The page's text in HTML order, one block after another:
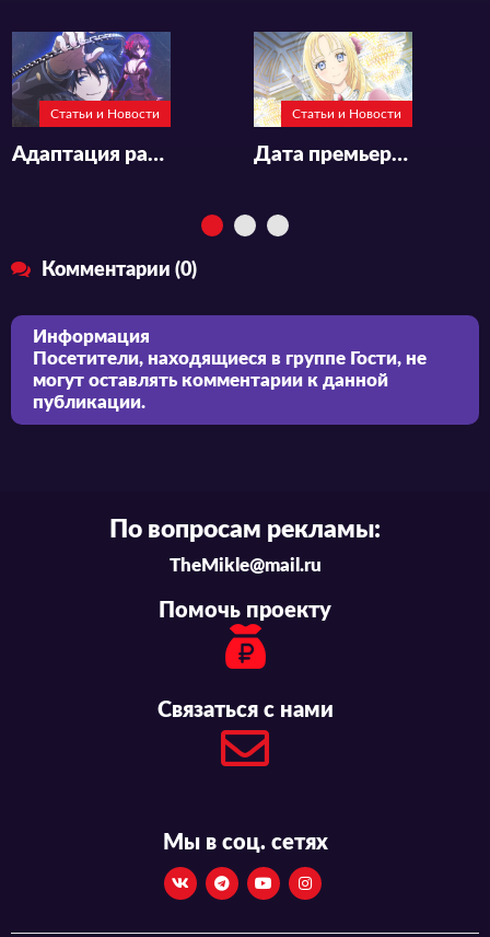
Статьи и Новости
Адаптация ранобэ «Nageki no Bourei wa Intai shitai: Saijaku Hunter ni Yoru Saikyou Party Ikuseijutsu»
Статьи и Новости
Дата премьеры и трейлер аниме «Gekai Elise»
Комментарии (0)
Информация
Посетители, находящиеся в группе Гости, не
могут оставлять комментарии к данной
публикации.
По вопросам рекламы:
TheMikle@mail.ru
Помочь проекту
Связаться с нами
Мы в соц. сетях